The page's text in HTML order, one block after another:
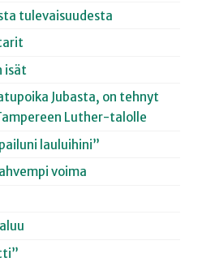
tulevaisuudesta
isät
Jubasta, on tehnyt
Luther-talolle
lauluihini”
voima